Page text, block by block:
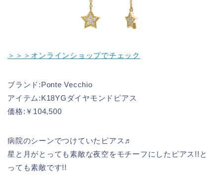
＞＞＞オンラインショップでチェック
ブランド:Ponte Vecchio
アイテム:K18YGダイヤモンドピアス
価格:￥104,500
病院のシーンでつけていたピアス♬
星と月がとっても素敵な夜空をモチーフにしたピアス!!と
っても素敵です!!